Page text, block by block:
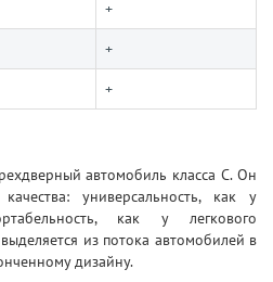
+
+
+
автомобиль класса С. Он
универсальность, как у
как у легкового
из потока автомобилей в
дизайну.